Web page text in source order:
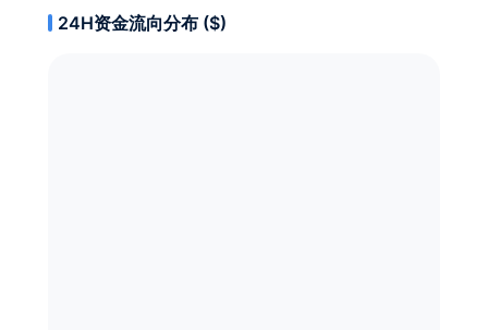
24H资金流向分布 ($)